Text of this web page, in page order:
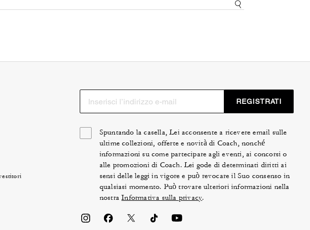
REGISTRATI
Spuntando la casella, Lei acconsente a ricevere email sulle
ultime collezioni, offerte e novità di Coach, nonché
informazioni su come partecipare agli eventi, ai concorsi o
alle promozioni di Coach. Lei gode di determinati diritti ai
sensi delle leggi in vigore e può revocare il Suo consenso in
qualsiasi momento. Può trovare ulteriori informazioni nella
nostraInformativa sulla privacy.